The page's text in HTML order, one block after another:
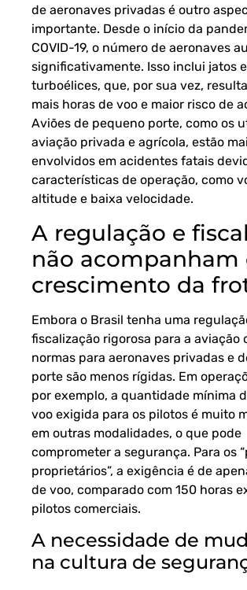
de aeronaves privadas é outro
importante. Desde o início da
COVID-19, o número de aeronaves
significativamente. Isso inclui jatos
turboélices, que, por sua vez,
mais horas de voo e maior risco de
Aviões de pequeno porte, como os
aviação privada e agrícola, estão
envolvidos em acidentes fatais
características de operação, como
altitude e baixa velocidade.
A regulação e
não acompanham
crescimento da
Embora o Brasil tenha uma
fiscalização rigorosa para a aviação
normas para aeronaves privadas e
porte são menos rígidas. Em
por exemplo, a quantidade mínima
voo exigida para os pilotos é muito
em outras modalidades, o que pode
comprometer a segurança. Para os
proprietários”, a exigência é de
de voo, comparado com 150 horas
pilotos comerciais.
A necessidade de
na cultura de